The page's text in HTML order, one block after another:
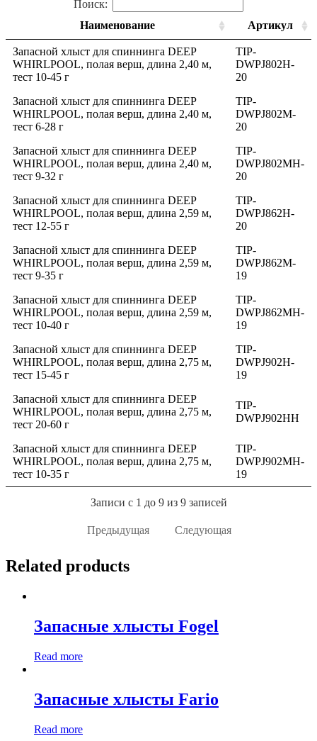
Поиск:
Наименование
Артикул
Запасной хлыст для спиннинга DEEP
WHIRLPOOL, полая верш, длина 2,40 м,
тест 10-45 г
TIP-
DWPJ802H-
20
Запасной хлыст для спиннинга DEEP
WHIRLPOOL, полая верш, длина 2,40 м,
тест 6-28 г
TIP-
DWPJ802M-
20
Запасной хлыст для спиннинга DEEP
WHIRLPOOL, полая верш, длина 2,40 м,
тест 9-32 г
TIP-
DWPJ802MH-
20
Запасной хлыст для спиннинга DEEP
WHIRLPOOL, полая верш, длина 2,59 м,
тест 12-55 г
TIP-
DWPJ862H-
20
Запасной хлыст для спиннинга DEEP
WHIRLPOOL, полая верш, длина 2,59 м,
тест 9-35 г
TIP-
DWPJ862M-
19
Запасной хлыст для спиннинга DEEP
WHIRLPOOL, полая верш, длина 2,59 м,
тест 10-40 г
TIP-
DWPJ862MH-
19
Запасной хлыст для спиннинга DEEP
WHIRLPOOL, полая верш, длина 2,75 м,
тест 15-45 г
TIP-
DWPJ902H-
19
Запасной хлыст для спиннинга DEEP
WHIRLPOOL, полая верш, длина 2,75 м,
тест 20-60 г
TIP-
DWPJ902HH
Запасной хлыст для спиннинга DEEP
WHIRLPOOL, полая верш, длина 2,75 м,
тест 10-35 г
TIP-
DWPJ902MH-
19
Записи с 1 до 9 из 9 записей
Предыдущая Следующая
Related products
Запасные хлысты Fogel
Read more
Запасные хлысты Fario
Read more